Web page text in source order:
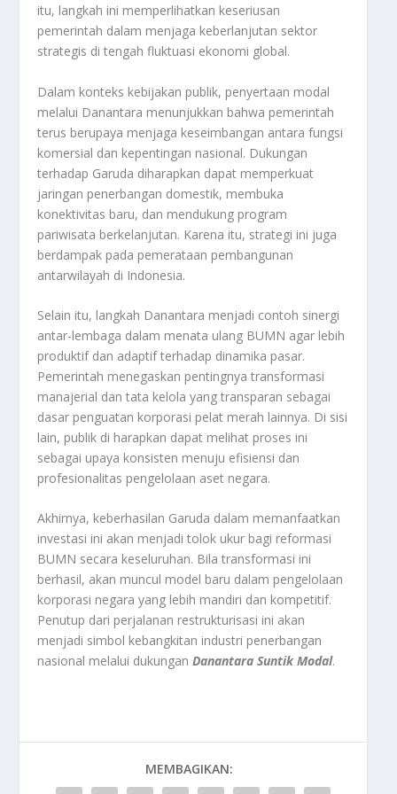
itu, langkah ini memperlihatkan keseriusan
pemerintah dalam menjaga keberlanjutan sektor
strategis di tengah fluktuasi ekonomi global.
Dalam konteks kebijakan publik, penyertaan modal
melalui Danantara menunjukkan bahwa pemerintah
terus berupaya menjaga keseimbangan antara fungsi
komersial dan kepentingan nasional. Dukungan
terhadap Garuda diharapkan dapat memperkuat
jaringan penerbangan domestik, membuka
konektivitas baru, dan mendukung program
pariwisata berkelanjutan. Karena itu, strategi ini juga
berdampak pada pemerataan pembangunan
antarwilayah di Indonesia.
Selain itu, langkah Danantara menjadi contoh sinergi
antar-lembaga dalam menata ulang BUMN agar lebih
produktif dan adaptif terhadap dinamika pasar.
Pemerintah menegaskan pentingnya transformasi
manajerial dan tata kelola yang transparan sebagai
dasar penguatan korporasi pelat merah lainnya. Di sisi
lain, publik di harapkan dapat melihat proses ini
sebagai upaya konsisten menuju efisiensi dan
profesionalitas pengelolaan aset negara.
Akhirnya, keberhasilan Garuda dalam memanfaatkan
investasi ini akan menjadi tolok ukur bagi reformasi
BUMN secara keseluruhan. Bila transformasi ini
berhasil, akan muncul model baru dalam pengelolaan
korporasi negara yang lebih mandiri dan kompetitif.
Penutup dari perjalanan restrukturisasi ini akan
menjadi simbol kebangkitan industri penerbangan
nasional melalui dukunganDanantara Suntik Modal.
MEMBAGIKAN: